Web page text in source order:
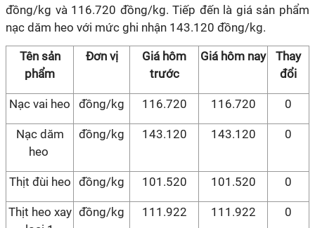
đồng/kg và 116.720 đồng/kg. Tiếp đến là giá sản phẩm
nạc dăm heo với mức ghi nhận 143.120 đồng/kg.
Tên sản
phẩm
Đơn vị
Giá hôm
trước
Giá hôm nay
Thay
đổi
Nạc vai heo đồng/kg 116.720 116.720 0
Nạc dăm
heo
đồng/kg 143.120 143.120 0
Thịt đùi heo đồng/kg 101.520 101.520 0
Thịt heo xay đồng/kg 111.922 111.922 0